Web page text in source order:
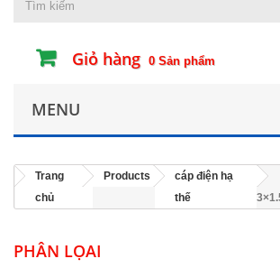
Giỏ hàng 0 Sản phẩm
MENU
Trang
chủ
Products
cáp điện hạ
thế
PHÂN LỌAI